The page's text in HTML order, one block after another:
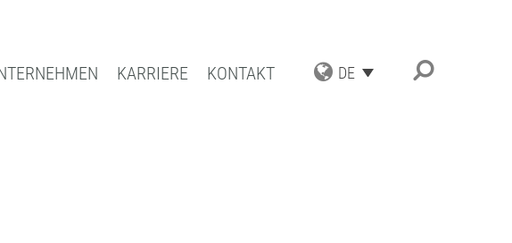
DE
KARRIERE KONTAKT